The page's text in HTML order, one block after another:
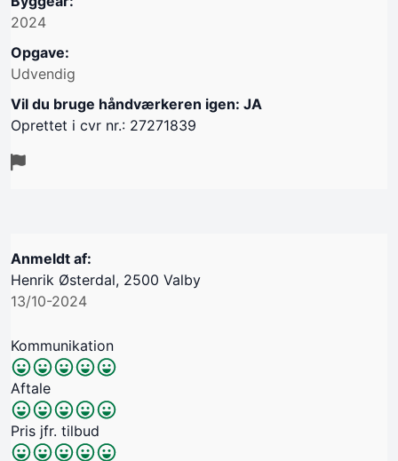
2024
Opgave:
Udvendig
Vil du bruge håndværkeren igen: JA
Oprettet i cvr nr.: 27271839
Anmeldt af:
Henrik Østerdal, 2500 Valby
13/10-2024
Kommunikation
Aftale
Pris jfr. tilbud